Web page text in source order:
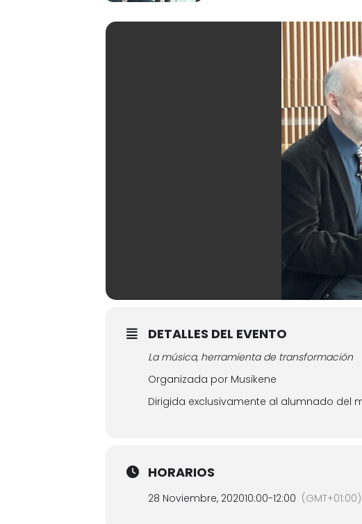
DETALLES DEL EVENTO
La música, herramienta de transformación
Organizada por Musikene
Dirigida exclusivamente al alumnado del
HORARIOS
28 Noviembre, 202010:00-12:00 (GMT+01:00)